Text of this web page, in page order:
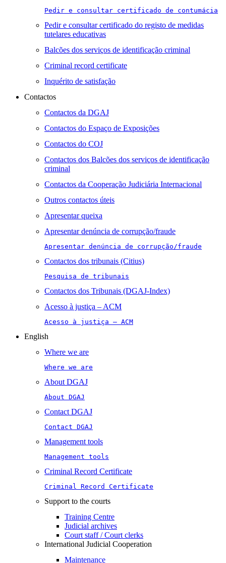
Pedir e consultar certificado de contumácia
Pedir e consultar certificado do registo de medidas
tutelares educativas
Balcões dos serviços de identificação criminal
Criminal record certificate
Inquérito de satisfação
Contactos
Contactos da DGAJ
Contactos do Espaço de Exposições
Contactos do COJ
Contactos dos Balcões dos serviços de identificação
criminal
Contactos da Cooperação Judiciária Internacional
Outros contactos úteis
Apresentar queixa
Apresentar denúncia de corrupção/fraude
Apresentar denúncia de corrupção/fraude
Contactos dos tribunais (Citius)
Pesquisa de tribunais
Contactos dos Tribunais (DGAJ-Index)
Acesso à justiça – ACM
Acesso à justiça – ACM
English
Where we are
Where we are
About DGAJ
About DGAJ
Contact DGAJ
Contact DGAJ
Management tools
Management tools
Criminal Record Certificate
Criminal Record Certificate
Support to the courts
Training Centre
Judicial archives
Court staff / Court clerks
International Judicial Cooperation
Maintenance